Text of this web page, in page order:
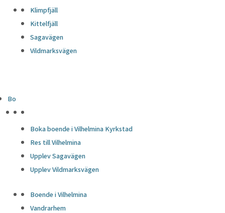
Klimpfjäll
Kittelfjäll
Sagavägen
Vildmarksvägen
Bo
Boka boende i Vilhelmina Kyrkstad
Res till Vilhelmina
Upplev Sagavägen
Upplev Vildmarksvägen
Boende i Vilhelmina
Vandrarhem